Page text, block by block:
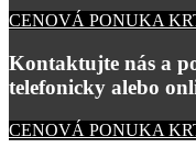
CENOVÁ PONUKA
Kontaktujte nás a
telefonicky alebo
CENOVÁ PONUKA